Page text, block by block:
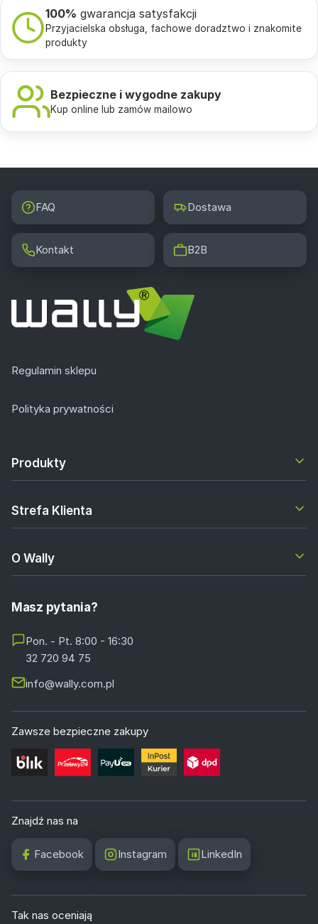
100% gwarancja satysfakcji
Przyjacielska obsługa, fachowe doradztwo i znakomite
produkty
Bezpieczne i wygodne zakupy
Kup online lub zamów mailowo
FAQ Dostawa
Kontakt B2B
Regulamin sklepu
Polityka prywatności
Produkty
Strefa Klienta
O Wally
Masz pytania?
Pon. - Pt. 8:00 - 16:30
32 720 94 75
info@wally.com.pl
Zawsze bezpieczne zakupy
Znajdź nas na
Facebook Instagram LinkedIn
Tak nas oceniają